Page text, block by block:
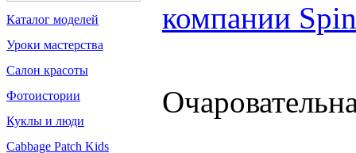
Каталог моделей
Уроки мастерства
Салон красоты
Фотоистории
Куклы и люди
Cabbage Patch Kids
компании